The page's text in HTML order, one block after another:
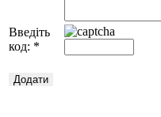
Введіть
код: *